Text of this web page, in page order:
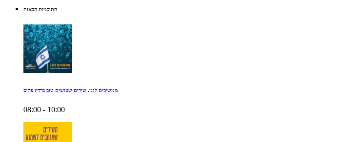
התוכניות הבאות
ממשיכים לנגן. שירים שעושים טוב ברדיו פלוס
08:00 - 10:00